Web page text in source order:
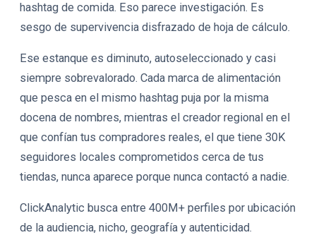
hashtag de comida. Eso parece investigación. Es
sesgo de supervivencia disfrazado de hoja de cálculo.
Ese estanque es diminuto, autoseleccionado y casi
siempre sobrevalorado. Cada marca de alimentación
que pesca en el mismo hashtag puja por la misma
docena de nombres, mientras el creador regional en el
que confían tus compradores reales, el que tiene 30K
seguidores locales comprometidos cerca de tus
tiendas, nunca aparece porque nunca contactó a nadie.
ClickAnalytic busca entre 400M+ perfiles por ubicación
de la audiencia, nicho, geografía y autenticidad.